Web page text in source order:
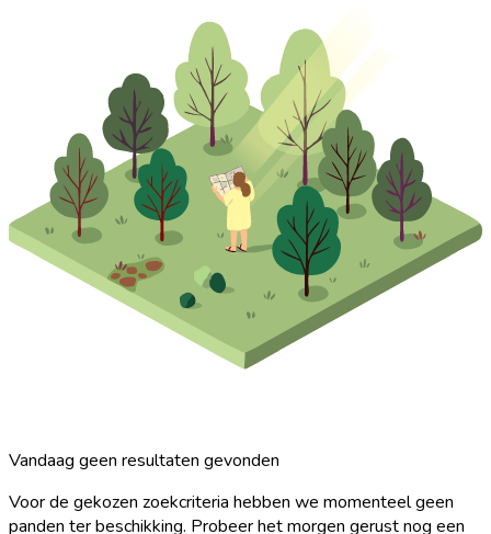
Vandaag geen resultaten gevonden
Voor de gekozen zoekcriteria hebben we momenteel geen
panden ter beschikking. Probeer het morgen gerust nog een